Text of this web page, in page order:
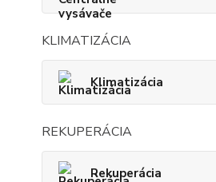
KLIMATIZÁCIA
Klimatizácia
REKUPERÁCIA
Rekuperácia